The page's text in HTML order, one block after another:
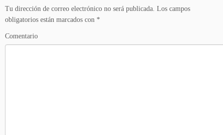
Tu dirección de correo electrónico no será publicada. Los campos
obligatorios están marcados con *
Comentario